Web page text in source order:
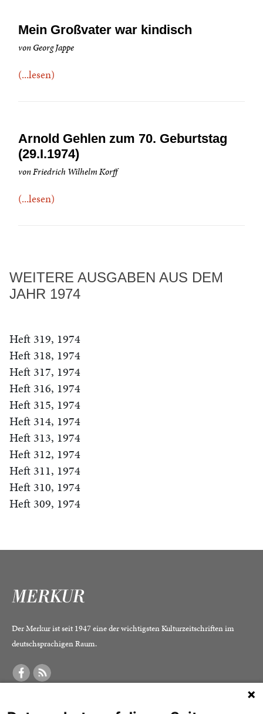
Mein Großvater war kindisch
von Georg Jappe
(...lesen)
Arnold Gehlen zum 70. Geburtstag
(29.I.1974)
von Friedrich Wilhelm Korff
(...lesen)
WEITERE AUSGABEN AUS DEM
JAHR 1974
Heft 319, 1974
Heft 318, 1974
Heft 317, 1974
Heft 316, 1974
Heft 315, 1974
Heft 314, 1974
Heft 313, 1974
Heft 312, 1974
Heft 311, 1974
Heft 310, 1974
Heft 309, 1974
Der Merkur ist seit 1947 eine der wichtigsten Kulturzeitschriften im
deutschsprachigen Raum.